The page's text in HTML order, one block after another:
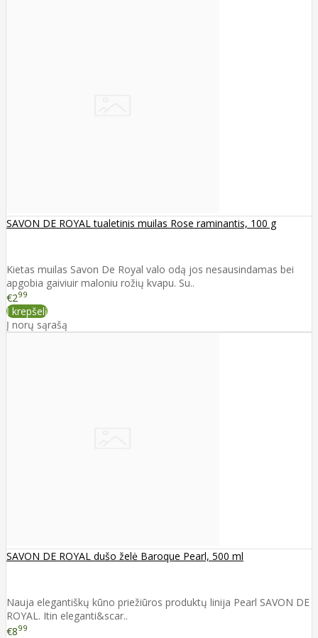
SAVON DE ROYAL tualetinis muilas Rose raminantis, 100 g
Kietas muilas Savon De Royal valo odą jos nesausindamas bei
apgobia gaiviuir maloniu rožių kvapu. Su..
€299
Į krepšelį
Į norų sąrašą
SAVON DE ROYAL dušo želė Baroque Pearl, 500 ml
Nauja elegantiškų kūno priežiūros produktų linija Pearl SAVON DE
ROYAL. Itin eleganti&scar..
€899